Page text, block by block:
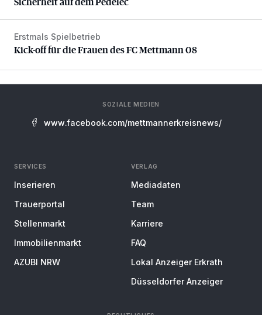
Kick-off für die Frauen des FC Mettmann 08
Erstmals Spielbetrieb
Kick-off für die Frauen des FC Mettmann 08
SOZIALE MEDIEN
www.facebook.com/mettmannerkreisnews/
SERVICES
Inserieren
Trauerportal
Stellenmarkt
Immobilienmarkt
AZUBI NRW
VERLAG
Mediadaten
Team
Karriere
FAQ
Lokal Anzeiger Erkrath
Düsseldorfer Anzeiger